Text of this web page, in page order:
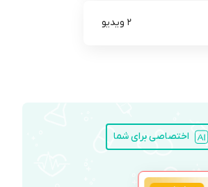
2 ویدیو
اختصاصی برای شما